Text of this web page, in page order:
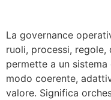
La governance
ruoli, processi,
permette a un
modo coerente,
valore. Significa